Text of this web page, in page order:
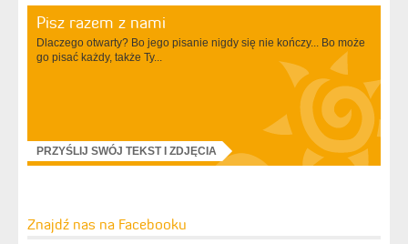
Pisz razem z nami
Dlaczego otwarty? Bo jego pisanie nigdy się nie kończy... Bo może
go pisać każdy, także Ty...
PRZYŚLIJ SWÓJ TEKST I ZDJĘCIA
Znajdź nas na Facebooku